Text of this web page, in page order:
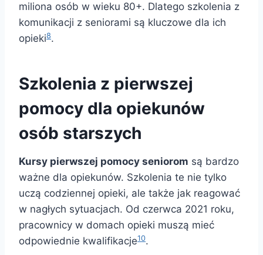
miliona osób w wieku 80+. Dlatego szkolenia z
komunikacji z seniorami są kluczowe dla ich
opieki8.
Szkolenia z pierwszej
pomocy dla opiekunów
osób starszych
Kursy pierwszej pomocy seniorom są bardzo
ważne dla opiekunów. Szkolenia te nie tylko
uczą codziennej opieki, ale także jak reagować
w nagłych sytuacjach. Od czerwca 2021 roku,
pracownicy w domach opieki muszą mieć
odpowiednie kwalifikacje10.